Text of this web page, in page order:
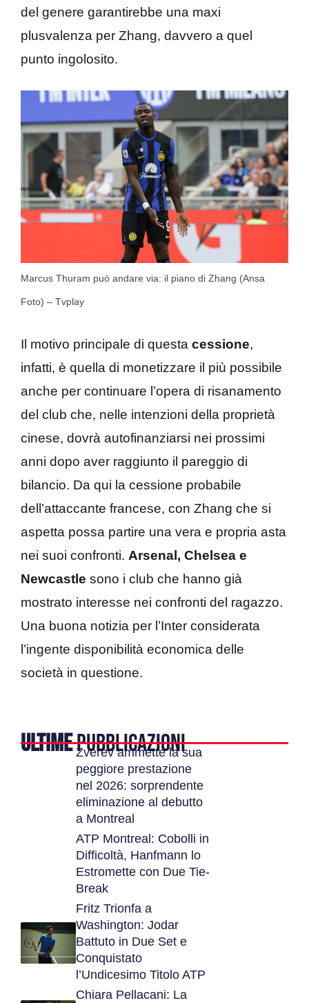
del genere garantirebbe una maxi
plusvalenza per Zhang, davvero a quel
punto ingolosito.
Marcus Thuram può andare via: il piano di Zhang (Ansa
Foto) – Tvplay
Il motivo principale di questa cessione,
infatti, è quella di monetizzare il più possibile
anche per continuare l’opera di risanamento
del club che, nelle intenzioni della proprietà
cinese, dovrà autofinanziarsi nei prossimi
anni dopo aver raggiunto il pareggio di
bilancio. Da qui la cessione probabile
dell’attaccante francese, con Zhang che si
aspetta possa partire una vera e propria asta
nei suoi confronti. Arsenal, Chelsea e
Newcastle sono i club che hanno già
mostrato interesse nei confronti del ragazzo.
Una buona notizia per l’Inter considerata
l’ingente disponibilità economica delle
società in questione.
ULTIMEPUBBLICAZIONI
Zverev ammette la sua
peggiore prestazione
nel 2026: sorprendente
eliminazione al debutto
a Montreal
ATP Montreal: Cobolli in
Difficoltà, Hanfmann lo
Estromette con Due Tie-
Break
Fritz Trionfa a
Washington: Jodar
Battuto in Due Set e
Conquistato
l’Undicesimo Titolo ATP
Chiara Pellacani: La